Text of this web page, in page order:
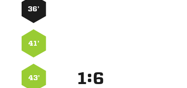
36’
41’
43’ :